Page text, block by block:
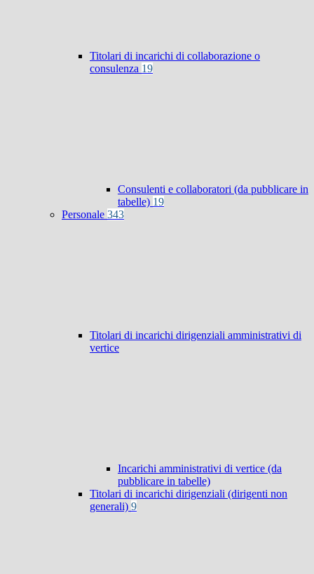
Titolari di incarichi di collaborazione o
consulenza 19
Consulenti e collaboratori (da pubblicare in
tabelle) 19
Personale 343
Titolari di incarichi dirigenziali amministrativi di
vertice
Incarichi amministrativi di vertice (da
pubblicare in tabelle)
Titolari di incarichi dirigenziali (dirigenti non
generali) 9